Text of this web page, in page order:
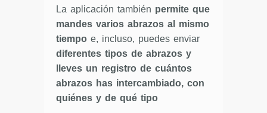
La aplicación también permite que
mandes varios abrazos al mismo
tiempo e, incluso, puedes enviar
diferentes tipos de abrazos y
lleves un registro de cuántos
abrazos has intercambiado, con
quiénes y de qué tipo